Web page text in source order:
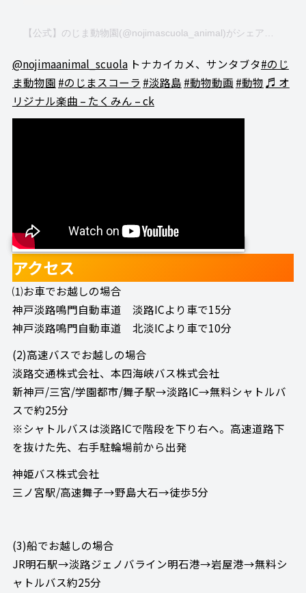
@nojimaanimal_scuolaトナカイカメ、サンタブタ#のじ
ま動物園 #のじまスコーラ #淡路島 #動物動画 #動物 ♬ オ
リジナル楽曲 – たくみん – ck
アクセス
⑴お車でお越しの場合
神戸淡路鳴門自動車道 淡路ICより車で15分
神戸淡路鳴門自動車道 北淡ICより車で10分
(2)高速バスでお越しの場合
淡路交通株式会社、本四海峡バス株式会社
新神戸/三宮/学園都市/舞子駅→淡路IC→無料シャトルバ
スで約25分
※シャトルバスは淡路ICで階段を下り右へ。高速道路下
を抜けた先、右手駐輪場前から出発
神姫バス株式会社
三ノ宮駅/高速舞子→野島大石→徒歩5分
(3)船でお越しの場合
JR明石駅→淡路ジェノバライン明石港→岩屋港→無料シ
ャトルバス約25分